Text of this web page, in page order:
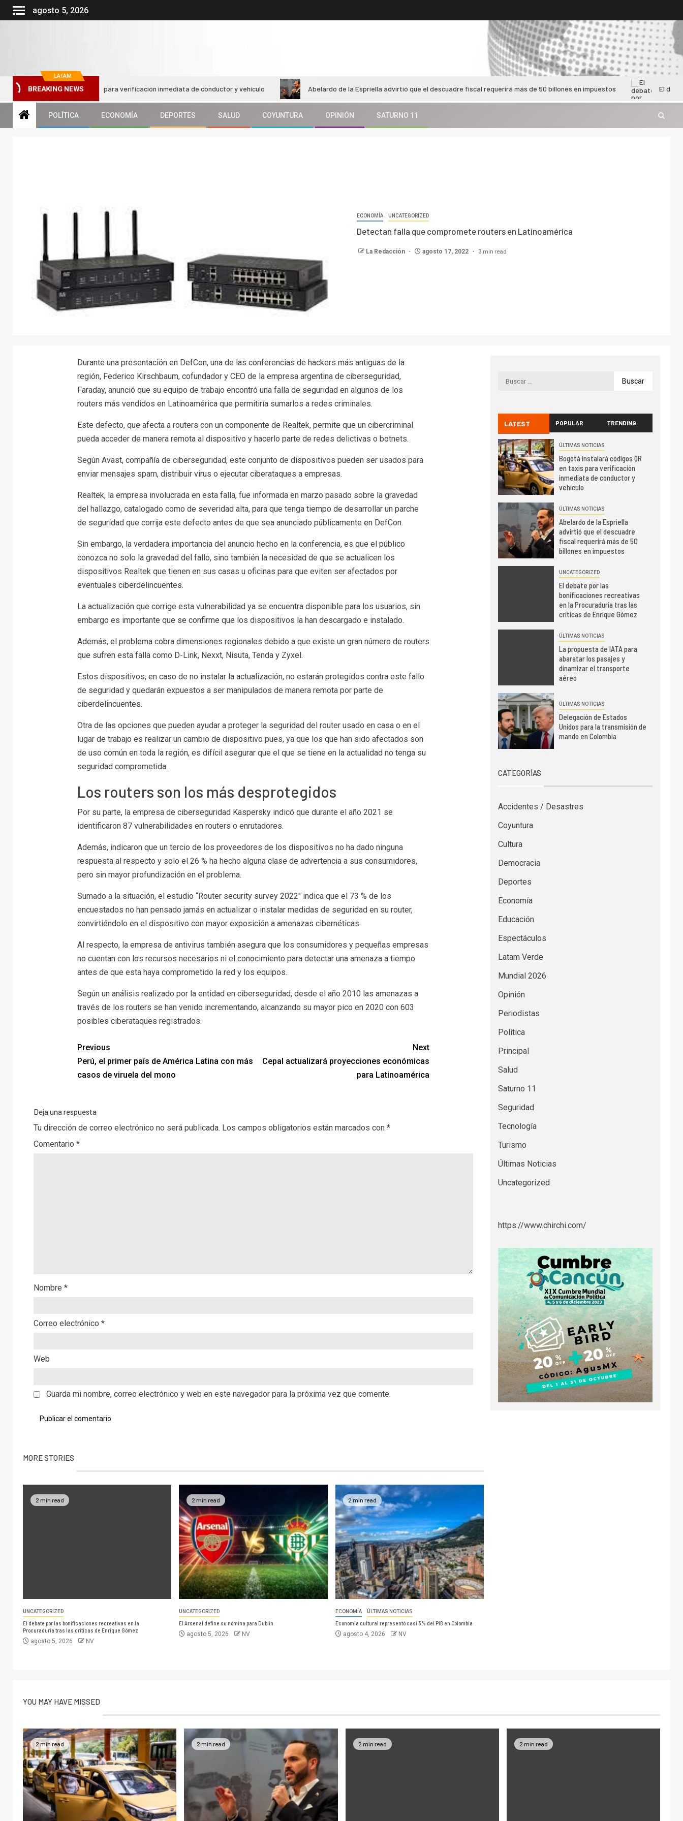
agosto 5, 2026
LATAM
BREAKING NEWS
códigos QR en taxis para verificación inmediata de conductor y vehículo Abelardo de la Espriella advirtió que el descuadre fiscal requerirá más de 50 billones en impuestos El debate por
POLÍTICA ECONOMÍA DEPORTES SALUD COYUNTURA OPINIÓN SATURNO 11
ECONOMÍA UNCATEGORIZED
Detectan falla que compromete routers en Latinoamérica
La Redacción agosto 17, 2022 3 min read
Durante una presentación en DefCon, una de las conferencias de hackers más antiguas de la
región, Federico Kirschbaum, cofundador y CEO de la empresa argentina de ciberseguridad,
Faraday, anunció que su equipo de trabajo encontró una falla de seguridad en algunos de los
routers más vendidos en Latinoamérica que permitiría sumarlos a redes criminales.
Este defecto, que afecta a routers con un componente de Realtek, permite que un cibercriminal
pueda acceder de manera remota al dispositivo y hacerlo parte de redes delictivas o botnets.
Según Avast, compañía de ciberseguridad, este conjunto de dispositivos pueden ser usados para
enviar mensajes spam, distribuir virus o ejecutar ciberataques a empresas.
Realtek, la empresa involucrada en esta falla, fue informada en marzo pasado sobre la gravedad
del hallazgo, catalogado como de severidad alta, para que tenga tiempo de desarrollar un parche
de seguridad que corrija este defecto antes de que sea anunciado públicamente en DefCon.
Sin embargo, la verdadera importancia del anuncio hecho en la conferencia, es que el público
conozca no solo la gravedad del fallo, sino también la necesidad de que se actualicen los
dispositivos Realtek que tienen en sus casas u oficinas para que eviten ser afectados por
eventuales ciberdelincuentes.
La actualización que corrige esta vulnerabilidad ya se encuentra disponible para los usuarios, sin
embargo es importante que se confirme que los dispositivos la han descargado e instalado.
Además, el problema cobra dimensiones regionales debido a que existe un gran número de routers
que sufren esta falla como D-Link, Nexxt, Nisuta, Tenda y Zyxel.
Estos dispositivos, en caso de no instalar la actualización, no estarán protegidos contra este fallo
de seguridad y quedarán expuestos a ser manipulados de manera remota por parte de
ciberdelincuentes.
Otra de las opciones que pueden ayudar a proteger la seguridad del router usado en casa o en el
lugar de trabajo es realizar un cambio de dispositivo pues, ya que los que han sido afectados son
de uso común en toda la región, es difícil asegurar que el que se tiene en la actualidad no tenga su
seguridad comprometida.
Los routers son los más desprotegidos
Por su parte, la empresa de ciberseguridad Kaspersky indicó que durante el año 2021 se
identificaron 87 vulnerabilidades en routers o enrutadores.
Además, indicaron que un tercio de los proveedores de los dispositivos no ha dado ninguna
respuesta al respecto y solo el 26 % ha hecho alguna clase de advertencia a sus consumidores,
pero sin mayor profundización en el problema.
Sumado a la situación, el estudio “Router security survey 2022″ indica que el 73 % de los
encuestados no han pensado jamás en actualizar o instalar medidas de seguridad en su router,
convirtiéndolo en el dispositivo con mayor exposición a amenazas cibernéticas.
Al respecto, la empresa de antivirus también asegura que los consumidores y pequeñas empresas
no cuentan con los recursos necesarios ni el conocimiento para detectar una amenaza a tiempo
antes de que esta haya comprometido la red y los equipos.
Según un análisis realizado por la entidad en ciberseguridad, desde el año 2010 las amenazas a
través de los routers se han venido incrementando, alcanzando su mayor pico en 2020 con 603
posibles ciberataques registrados.
Previous
Perú, el primer país de América Latina con más
casos de viruela del mono
Next
Cepal actualizará proyecciones económicas
para Latinoamérica
Deja una respuesta
Tu dirección de correo electrónico no será publicada. Los campos obligatorios están marcados con *
Comentario *
Nombre *
Correo electrónico *
Web
Guarda mi nombre, correo electrónico y web en este navegador para la próxima vez que comente.
MORE STORIES
2 min read
UNCATEGORIZED
El debate por las bonificaciones recreativas en la
Procuraduría tras las críticas de Enrique Gómez
agosto 5, 2026 NV
2 min read
UNCATEGORIZED
El Arsenal define su nómina para Dublín
agosto 5, 2026 NV
2 min read
ECONOMÍA ÚLTIMAS NOTICIAS
Economía cultural representó casi 3% del PIB en Colombia
agosto 4, 2026 NV
LATEST POPULAR TRENDING
ÚLTIMAS NOTICIAS
Bogotá instalará códigos QR
en taxis para verificación
inmediata de conductor y
vehículo
ÚLTIMAS NOTICIAS
Abelardo de la Espriella
advirtió que el descuadre
fiscal requerirá más de 50
billones en impuestos
UNCATEGORIZED
El debate por las
bonificaciones recreativas
en la Procuraduría tras las
críticas de Enrique Gómez
ÚLTIMAS NOTICIAS
La propuesta de IATA para
abaratar los pasajes y
dinamizar el transporte
aéreo
ÚLTIMAS NOTICIAS
Delegación de Estados
Unidos para la transmisión de
mando en Colombia
CATEGORÍAS
Accidentes / Desastres
Coyuntura
Cultura
Democracia
Deportes
Economía
Educación
Espectáculos
Latam Verde
Mundial 2026
Opinión
Periodistas
Política
Principal
Salud
Saturno 11
Seguridad
Tecnología
Turismo
Últimas Noticias
Uncategorized
https://www.chirchi.com/
YOU MAY HAVE MISSED
2 min read 2 min read 2 min read 2 min read